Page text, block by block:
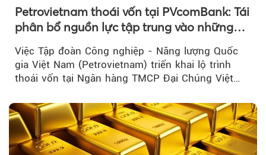
Petrovietnam thoái vốn tại PVcomBank: Tái
phân bổ nguồn lực tập trung vào những
Việc Tập đoàn Công nghiệp - Năng lượng Quốc
gia Việt Nam (Petrovietnam) triển khai lộ trình
thoái vốn tại Ngân hàng TMCP Đại Chúng Việt